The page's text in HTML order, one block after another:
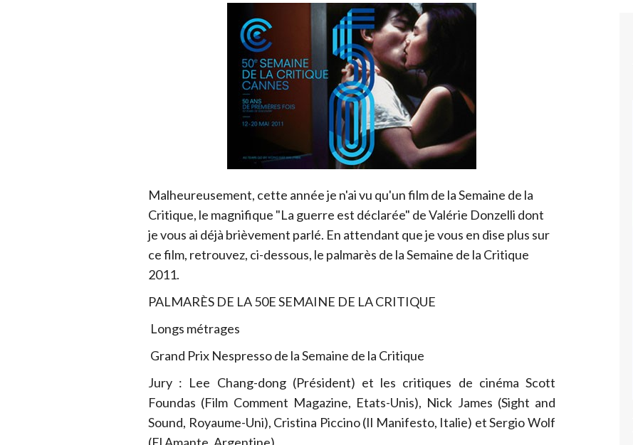
Malheureusement, cette année je n'ai vu qu'un film de la Semaine de la
Critique, le magnifique "La guerre est déclarée" de Valérie Donzelli dont
je vous ai déjà brièvement parlé. En attendant que je vous en dise plus sur
ce film, retrouvez, ci-dessous, le palmarès de la Semaine de la Critique
2011.
PALMARÈS DE LA 50E SEMAINE DE LA CRITIQUE
Longs métrages
Grand Prix Nespresso de la Semaine de la Critique
Jury : Lee Chang-dong (Président) et les critiques de cinéma Scott
Foundas (Film Comment Magazine, Etats-Unis), Nick James (Sight and
Sound, Royaume-Uni), Cristina Piccino (Il Manifesto, Italie) et Sergio Wolf